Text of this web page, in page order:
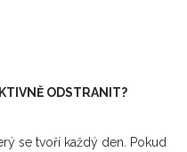
technologiích a
dosáhnout rovných a
ODSTRANIT?
se tvoří každý den. Pokud